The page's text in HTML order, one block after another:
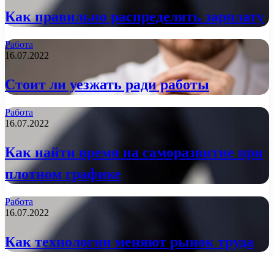
Как правильно распределять зарплату
Работа
16.07.2022
Стоит ли уезжать ради работы
Работа
16.07.2022
Как найти время на саморазвитие при
плотном графике
Работа
16.07.2022
Как технологии меняют рынок труда